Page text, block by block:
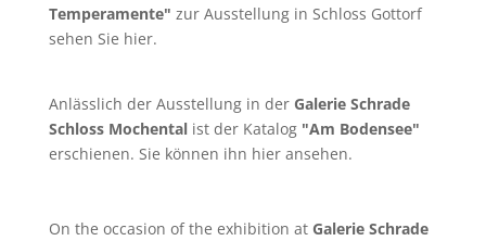
Temperamente" zur Ausstellung in Schloss Gottorf
sehen Sie hier.
Anlässlich der Ausstellung in der Galerie Schrade
Schloss Mochentalist der Katalog "Am Bodensee"
erschienen. Sie können ihn hieransehen.
On the occasion of the exhibition at Galerie Schrade